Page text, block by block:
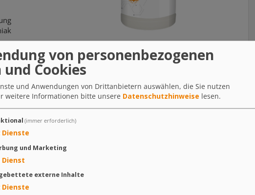
auf
dass wir
auf
in der
stehen wir
Bei
Sie
von personenbezogenen
und Cookies
und Anwendungen von Drittanbietern auswählen, die Sie nutzen
weitere Informationen bitte unsere Datenschutzhinweise lesen.
(immer erforderlich)
Dienste
und Marketing
Dienst
externe Inhalte
Dienste